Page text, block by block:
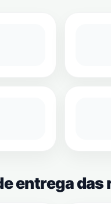
entrega